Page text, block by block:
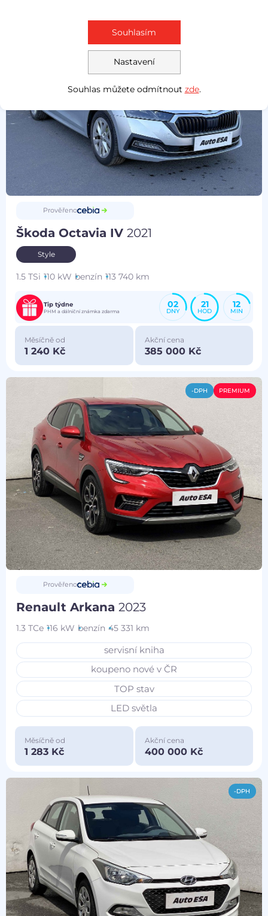
Prověřeno
Škoda Octavia IV2021
Style
1.5 TSi 110 kW benzín 113 740 km
Tip týdne
PHM a dálniční známka zdarma
02
DNY
21
HOD
12
MIN
Měsíčně od
1 240 Kč
Akční cena
385 000 Kč
-DPH PREMIUM
Prověřeno
Renault Arkana2023
1.3 TCe 116 kW benzín 45 331 km
servisní kniha
koupeno nové v ČR
TOP stav
LED světla
Měsíčně od
1 283 Kč
Akční cena
400 000 Kč
-DPH
Nastavení
Souhlasím
Souhlas můžete odmítnout zde.